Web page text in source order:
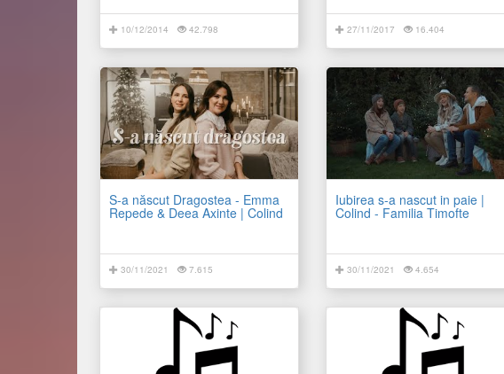
10/12/2014 42.798 27/11/2017 16.404
S-a născut Dragostea - Emma
Repede & Deea Axinte | Colind
30/11/2021 7.615
Iubirea s-a nascut in paie |
Colind - Familia Timofte
30/11/2021 4.654